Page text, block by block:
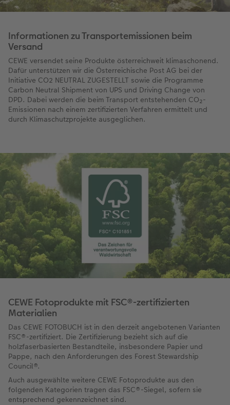
Informationen zu Transportemissionen beim
Versand
CEWE versendet seine Produkte österreichweit klimaschonend.
Dafür unterstützen wir die Österreichische Post AG bei der
Initiative CO2 NEUTRAL ZUGESTELLT sowie die Programme
Carbon Neutral Shipment von UPS und Driving Change von
DPD. Dabei werden die beim Transport entstehenden CO₂-
Emissionen nach einem zertifizierten Verfahren ermittelt und
durch Klimaschutzprojekte ausgeglichen.
CEWE Fotoprodukte mit FSC®-zertifizierten
Materialien
Das CEWE FOTOBUCH ist in den derzeit angebotenen Varianten
FSC®-zertifiziert. Die Zertifizierung bezieht sich auf die
holzfaserbasierten Bestandteile, insbesondere Papier und
Pappe, nach den Anforderungen des Forest Stewardship
Council®.
Auch ausgewählte weitere CEWE Fotoprodukte aus den
folgenden Kategorien tragen das FSC®-Siegel, sofern sie
entsprechend gekennzeichnet sind.